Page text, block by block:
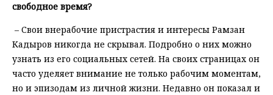
свободное время?
– Свои внерабочие пристрастия и интересы Рамзан
Кадыров никогда не скрывал. Подробно о них можно
узнать из его социальных сетей. На своих страницах он
часто уделяет внимание не только рабочим моментам,
но и эпизодам из личной жизни. Недавно он показал и